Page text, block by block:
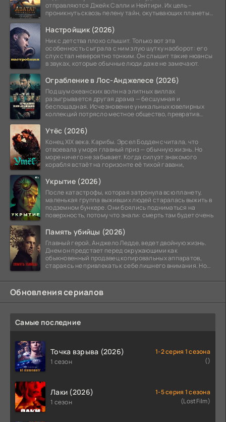
отправляются Джейк Салли и Нейтири. Их цель –
проникнуть сквозь пелену тайн, окутывающих планеты
Настройщик (2026)
Ник с детства плохо слышит. Только вот эта
особенность сыграла с ним злую шутку наоборот: его
слух стал невероятно тонким. Он слышит такие нюансы
в звуках, которые обычные люди даже не замечают.
Ограбление в Лос-Анджелесе (2026)
Под шум океанских волн на элитных виллах
разыгрывается другая драма — бесшумная и
беспощадная. Исчезновение уникальных ювелирных
коллекций потрясло местное общество, превратив
Утёс (2026)
Конец XIX века. Карибы. Эрсел Бодден считала, что
отвоевала у моря главный приз — обычную жизнь. Но
море ничего не забывает. Когда силуэт знакомого
корабля встаёт на горизонте её тихой гавани,
Укрытие (2026)
После катастрофы, которая затронула всю планету,
маленькая группа выживших людей старалась выжить в
подземном бункере. Они боялись подниматься на
поверхность, потому что знали: смерть там будет очень
Память убийцы (2026)
Главный герой, Анджело Ледде, ведет двойную жизнь.
Днем он предстает перед окружающими как
обыкновенный продавец копировальных аппаратов,
стараясь не привлекать к себе лишнего внимания. Но
Обновления сериалов
Самые последние
Точка взрыва (2026)
1 сезон
1-2 серия 1 сезона
()
Лаки (2026)
1 сезон
1-5 серия 1 сезона
(LostFilm)